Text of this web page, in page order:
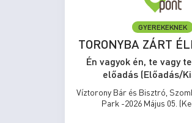
GYEREKEKNEK
TORONYBA ZÁRT
Én vagyok én, te vagy
előadás (Előadás/
Víztorony Bár és Bisztró,
Park -2026 Május 05.